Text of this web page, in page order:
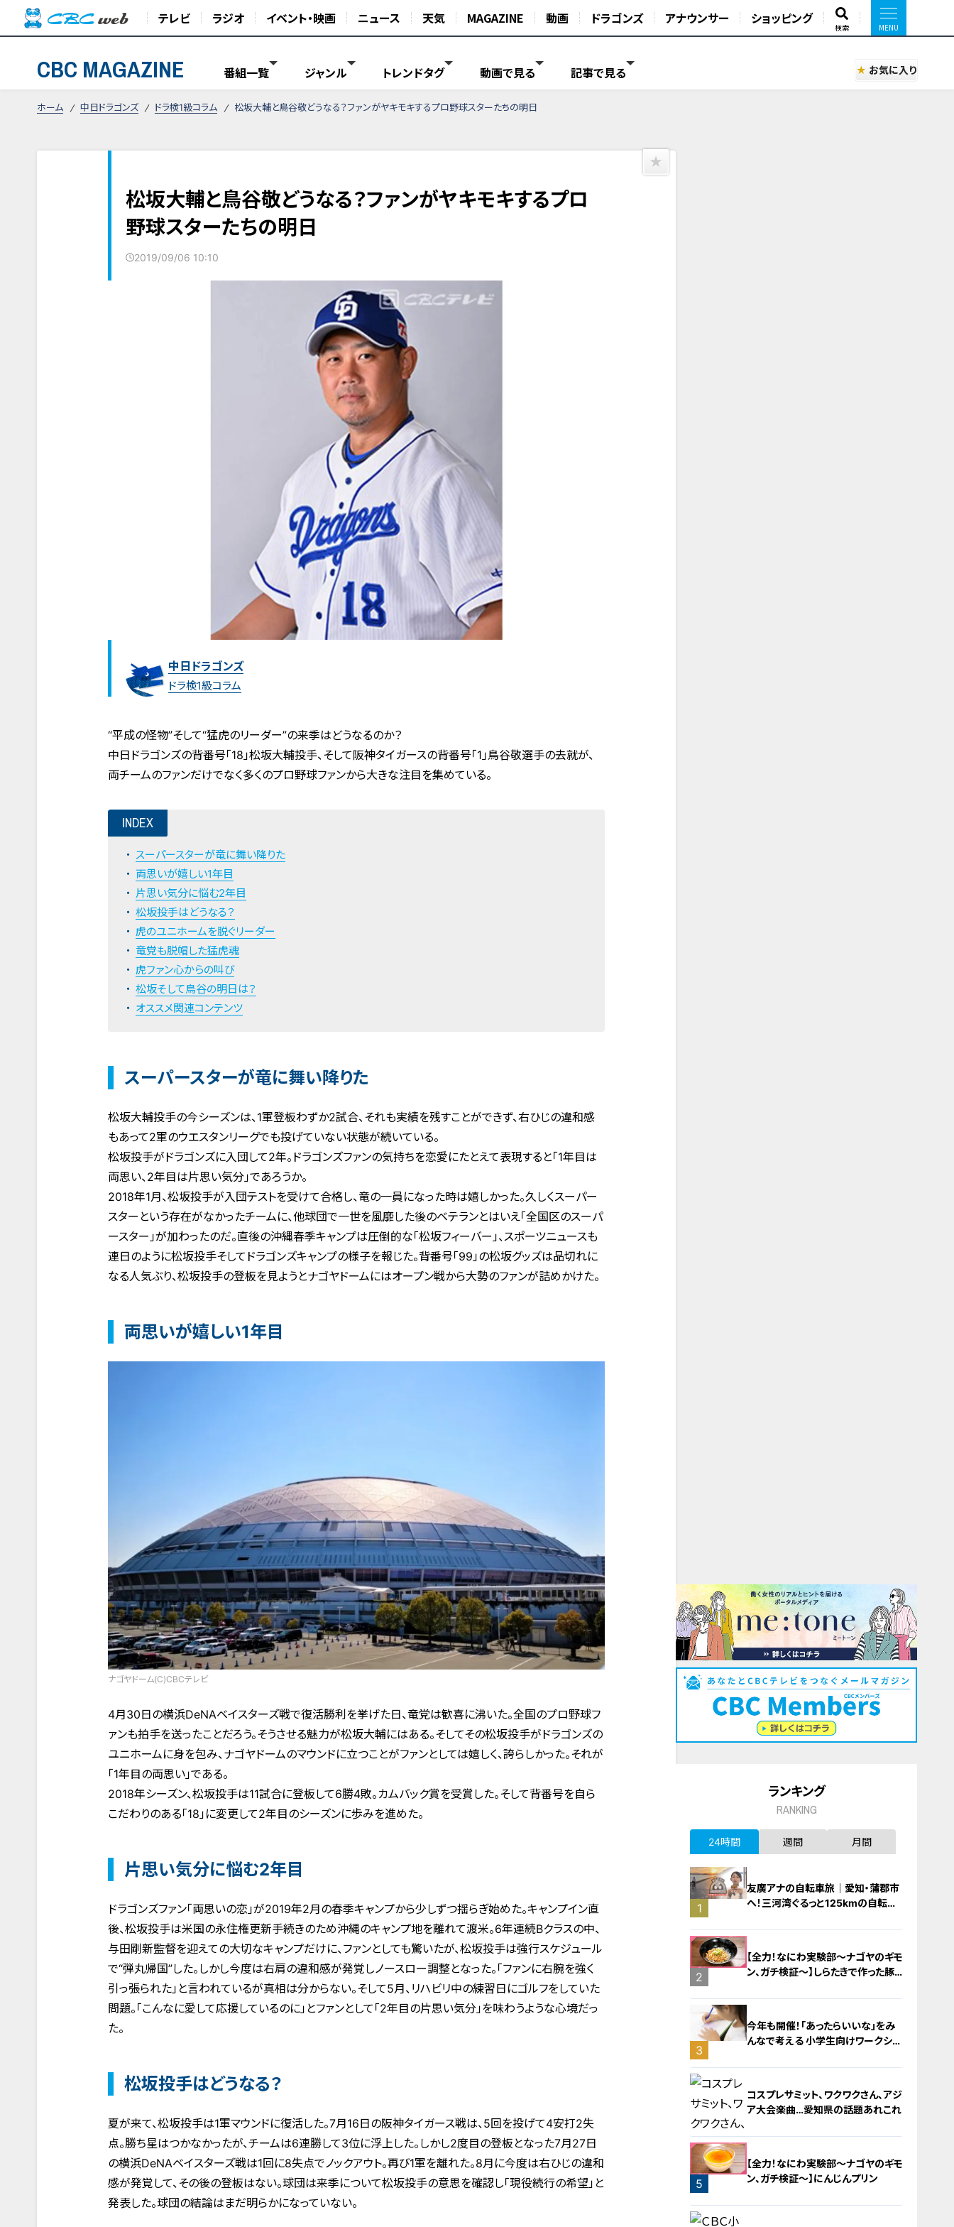
テレビ ラジオ イベント・映画 ニュース 天気 MAGAZINE 動画 ドラゴンズ アナウンサー ショッピング
検索
CBC MAGAZINE 番組一覧 ジャンル トレンドタグ 動画で見る 記事で見る お気に入り
ホーム 中日ドラゴンズ ドラ検1級コラム 松坂大輔と鳥谷敬どうなる？ファンがヤキモキするプロ野球スターたちの明日
松坂大輔と鳥谷敬どうなる？ファンがヤキモキするプロ
野球スターたちの明日
2019/09/06 10:10
中日ドラゴンズ
ドラ検1級コラム
“平成の怪物”そして“猛虎のリーダー”の来季はどうなるのか？
中日ドラゴンズの背番号「18」松坂大輔投手、そして阪神タイガースの背番号「1」鳥谷敬選手の去就が、
両チームのファンだけでなく多くのプロ野球ファンから大きな注目を集めている。
INDEX
スーパースターが竜に舞い降りた
両思いが嬉しい1年目
片思い気分に悩む2年目
松坂投手はどうなる？
虎のユニホームを脱ぐリーダー
竜党も脱帽した猛虎魂
虎ファン心からの叫び
松坂そして鳥谷の明日は？
オススメ関連コンテンツ
スーパースターが竜に舞い降りた
松坂大輔投手の今シーズンは、1軍登板わずか2試合、それも実績を残すことができず、右ひじの違和感
もあって2軍のウエスタンリーグでも投げていない状態が続いている。
松坂投手がドラゴンズに入団して2年。ドラゴンズファンの気持ちを恋愛にたとえて表現すると「1年目は
両思い、2年目は片思い気分」であろうか。
2018年1月、松坂投手が入団テストを受けて合格し、竜の一員になった時は嬉しかった。久しくスーパー
スターという存在がなかったチームに、他球団で一世を風靡した後のベテランとはいえ「全国区のスーパ
ースター」が加わったのだ。直後の沖縄春季キャンプは圧倒的な「松坂フィーバー」、スポーツニュースも
連日のように松坂投手そしてドラゴンズキャンプの様子を報じた。背番号「99」の松坂グッズは品切れに
なる人気ぶり、松坂投手の登板を見ようとナゴヤドームにはオープン戦から大勢のファンが詰めかけた。
両思いが嬉しい1年目
ナゴヤドーム(C)CBCテレビ
4月30日の横浜DeNAベイスターズ戦で復活勝利を挙げた日、竜党は歓喜に沸いた。全国のプロ野球フ
ァンも拍手を送ったことだろう。そうさせる魅力が松坂大輔にはある。そしてその松坂投手がドラゴンズの
ユニホームに身を包み、ナゴヤドームのマウンドに立つことがファンとしては嬉しく、誇らしかった。それが
「1年目の両思い」である。
2018年シーズン、松坂投手は11試合に登板して6勝4敗。カムバック賞を受賞した。そして背番号を自ら
こだわりのある「18」に変更して2年目のシーズンに歩みを進めた。
片思い気分に悩む2年目
ドラゴンズファン「両思いの恋」が2019年2月の春季キャンプから少しずつ揺らぎ始めた。キャンプイン直
後、松坂投手は米国の永住権更新手続きのため沖縄のキャンプ地を離れて渡米。6年連続Bクラスの中、
与田剛新監督を迎えての大切なキャンプだけに、ファンとしても驚いたが、松坂投手は強行スケジュール
で“弾丸帰国”した。しかし今度は右肩の違和感が発覚しノースロー調整となった。「ファンに右腕を強く
引っ張られた」と言われているが真相は分からない。そして5月、リハビリ中の練習日にゴルフをしていた
問題。「こんなに愛して応援しているのに」とファンとして「2年目の片思い気分」を味わうような心境だっ
た。
松坂投手はどうなる？
夏が来て、松坂投手は1軍マウンドに復活した。7月16日の阪神タイガース戦は、5回を投げて4安打2失
点。勝ち星はつかなかったが、チームは6連勝して3位に浮上した。しかし2度目の登板となった7月27日
の横浜DeNAベイスターズ戦は1回に8失点でノックアウト。再び1軍を離れた。8月に今度は右ひじの違和
感が発覚して、その後の登板はない。球団は来季について松坂投手の意思を確認し「現役続行の希望」と
発表した。球団の結論はまだ明らかになっていない。
ランキング
RANKING
24時間 週間 月間
1
友廣アナの自転車旅｜愛知・蒲郡市
へ！三河湾ぐるっと125kmの自転車
2
【全力！なにわ実験部～ナゴヤのギモ
ン、ガチ検証～】しらたきで作った豚
3
今年も開催！「あったらいいな」をみ
んなで考える 小学生向けワークショ
4
コスプレサミット、ワクワクさん、アジ
ア大会楽曲…愛知県の話題あれこれ
5
【全力！なにわ実験部～ナゴヤのギモ
ン、ガチ検証～】にんじんプリン